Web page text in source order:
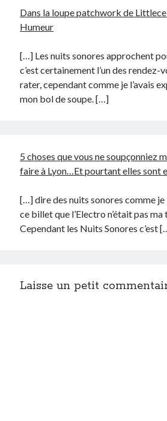
Dans la loupe patchwork de
Humeur
[…] Les nuits sonores approchent
c’est certainement l’un des rendez-
rater, cependant comme je l’avais
mon bol de soupe. […]
5 choses que vous ne soupçonniez
faire à Lyon…Et pourtant elles sont
[…] dire des nuits sonores comme je
ce billet que l’Electro n’était pas ma
Cependant les Nuits Sonores c’est
Laisse un petit